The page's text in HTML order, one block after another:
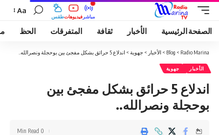
طقسفيديوهات مباشر
Aa
الصفحة الرئيسية الأخبار ثقافة المتفرقات الحظ
Radio Marina
>
Blog
> الأخبار > جهوية > اندلاع 5 حرائق بشكل مفجئ بين بوحجلة ونصرالله..
الأخبار جهوية
اندلاع 5 حرائق بشكل مفجئ بين
بوحجلة ونصرالله..
0 Min Read